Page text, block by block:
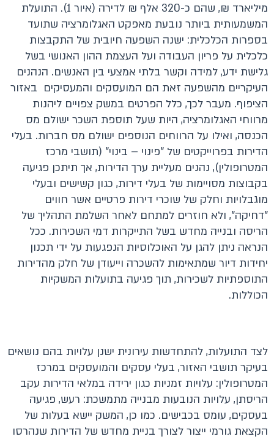
מיליארד ₪, שהם כ-320 אלף ₪ לדירה (איור 1). התועלת
המשמעותית ביותר נובעת מאפקט האגלומרציה שתועד
בספרות הכלכלית: ישנה השפעה חיובית של התקבצות
כלכלית על פריון העבודה ועל העצמת ההון האנושי בשל
גלישת ידע, למידה וקשר בלתי אמצעי בין האנשים. הנהנים
העיקריים מהשפעה זאת הם המועסקים והמעסיקים באזור
הציפוף. מעבר לכך, כלל הפרטים במשק צפויים ליהנות
מרווחי האגלומרציה, היות שעל תוספת השכר ישולם מס
הכנסה, ואילו על הרווחים הנוספים ישולם מס חברות. בעלי
הדירות בפרוייקטים של "פינוי – בינוי" (תושבי מרכז
המטרופולין), נהנים מעליית ערך הדירות, אך תיתכן פגיעה
בקבוצות מסויימות של בעלי דירות, כגון קשישים ובעלי
מוגבלויות וחלק של שוכרי דירות פרטיים אשר חווים
"דחיקה", ולא חוזרים למתחם לאחר השלמת התהליך של
הריסה ובנייה מחדש בשל התייקרות דמי השכירות. ככל
הנראה ניתן להגן על האוכלוסיות הנפגעות על ידי תכנון
יחידות דיור שמתאימות להשכרה וייעודן של חלק מהדירות
התוספתיות לשכירות, תוך פגיעה בתועלות המשקיות
הכוללות.
לצד התועלות, להתחדשות עירונית ישנן עלויות בהם נושאים
בעיקר תושבי האזור, בעלי עסקים והמועסקים במרכז
המטרופולין: עלויות זמניות כגון ירידה במלאי הדירות עקב
הריסתן, עלויות הנובעות מבנייה מתמשכת: רעש, פגיעה
בעסקים, עומס בכבישים. כמו כן, המשק יישא בעלות של
הקצאת גורמי ייצור לצורך בניית מחדש של הדירות שנהרסו